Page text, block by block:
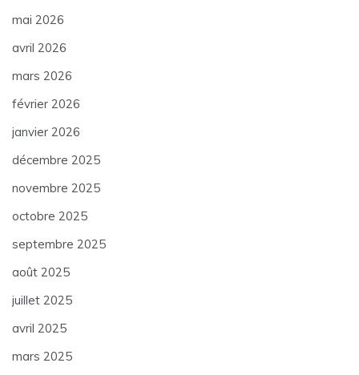
mai 2026
avril 2026
mars 2026
février 2026
janvier 2026
décembre 2025
novembre 2025
octobre 2025
septembre 2025
août 2025
juillet 2025
avril 2025
mars 2025